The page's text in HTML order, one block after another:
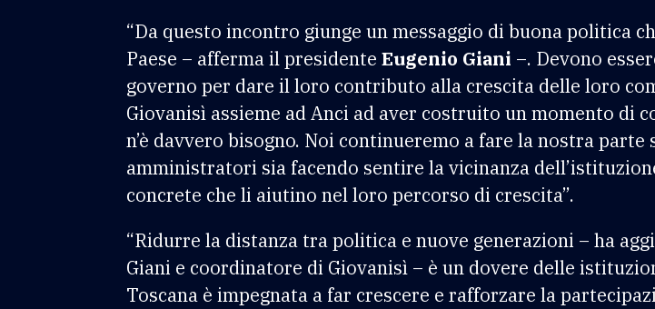
“Da questo incontro giunge un messaggio di buona politica
Paese – afferma il presidente Eugenio Giani –. Devono
governo per dare il loro contributo alla crescita delle loro
Giovanisì assieme ad Anci ad aver costruito un momento di
n’è davvero bisogno. Noi continueremo a fare la nostra
amministratori sia facendo sentire la vicinanza
concrete che li aiutino nel loro percorso di crescita”.
“Ridurre la distanza tra politica e nuove generazioni – ha
Giani e coordinatore di Giovanisì – è un dovere delle
Toscana è impegnata a far crescere e rafforzare la